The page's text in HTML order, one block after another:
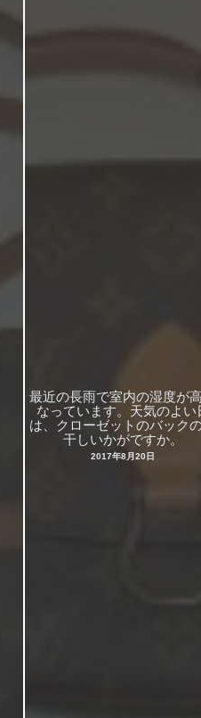
最近の長雨で室内の湿度が
なっています。天気のよい
は、クローゼットのバック
干しいかがですか。
2017年8月20日